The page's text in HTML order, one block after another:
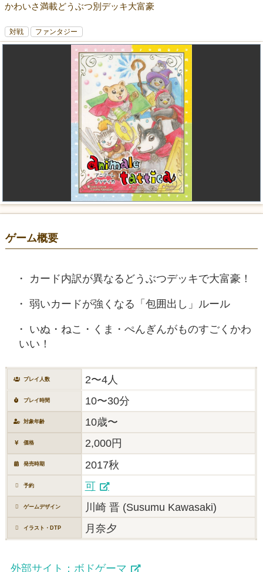
かわいさ満載どうぶつ別デッキ大富豪
対戦 ファンタジー
ゲーム概要
カード内訳が異なるどうぶつデッキで大富豪！
弱いカードが強くなる「包囲出し」ルール
いぬ・ねこ・くま・ぺんぎんがものすごくかわ
いい！
プレイ人数 2〜4人
プレイ時間 10〜30分
対象年齢 10歳〜
価格 2,000円
発売時期 2017秋
予約 可
ゲームデザイン 川崎 晋 (Susumu Kawasaki)
イラスト・DTP 月奈夕
外部サイト：ボドゲーマ